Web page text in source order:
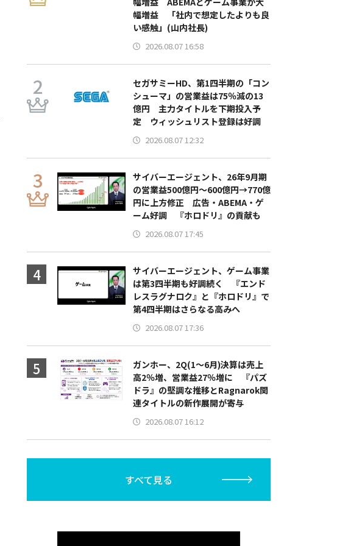
幅増益 「社内で想定したよりも良
い感触」(山内社長)
2026.08.07 16:58
セガサミーHD、第1四半期の「コン
シューマ」の営業益は75％減の13
億円 主力タイトルを下期投入予
定 ウィッシュリスト登録は好調
2026.08.07 12:32
サイバーエージェント、26年9月期
の営業益500億円～600億円→770億
円に上方修正 広告・ABEMA・ゲ
ーム好調 『ホロドリ』の貢献も
2026.08.07 17:45
サイバーエージェント、ゲーム事業
は第3四半期も好調続く 『エンド
レスラグナロク』と『ホロドリ』で
第4四半期はさらなる高みへ
2026.08.07 17:36
ガンホー、2Q(1～6月)決算は売上
高2％増、営業益27％増に 『パズ
ドラ』の堅調な推移とRagnarok関
連タイトルの新作展開が寄与
2026.08.07 16:12
すべて見る